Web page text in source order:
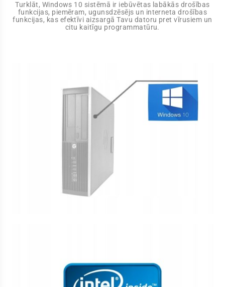
Turklāt, Windows 10 sistēmā ir iebūvētas labākās drošības
funkcijas, piemēram, ugunsdzēsējs un interneta drošības
funkcijas, kas efektīvi aizsargā Tavu datoru pret vīrusiem un
citu kaitīgu programmatūru.